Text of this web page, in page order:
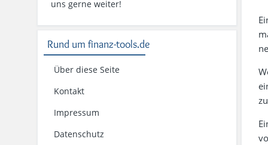
uns gerne weiter!
Rund um finanz-tools.de
Über diese Seite
Kontakt
Impressum
Datenschutz